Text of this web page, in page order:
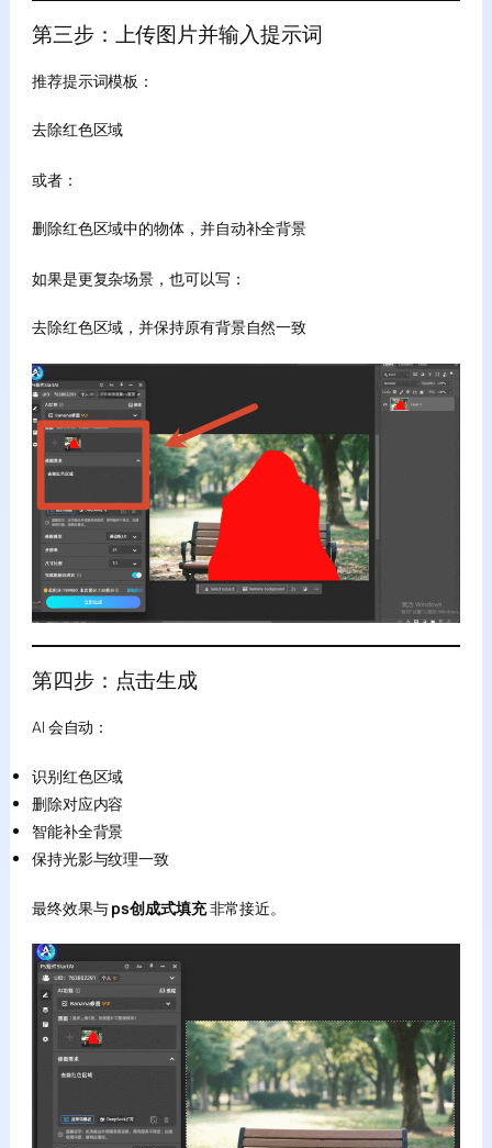
第三步：上传图片并输入提示词
推荐提示词模板：
去除红色区域
或者：
删除红色区域中的物体，并自动补全背景
如果是更复杂场景，也可以写：
去除红色区域，并保持原有背景自然一致
第四步：点击生成
AI 会自动：
识别红色区域
删除对应内容
智能补全背景
保持光影与纹理一致
最终效果与ps创成式填充非常接近。